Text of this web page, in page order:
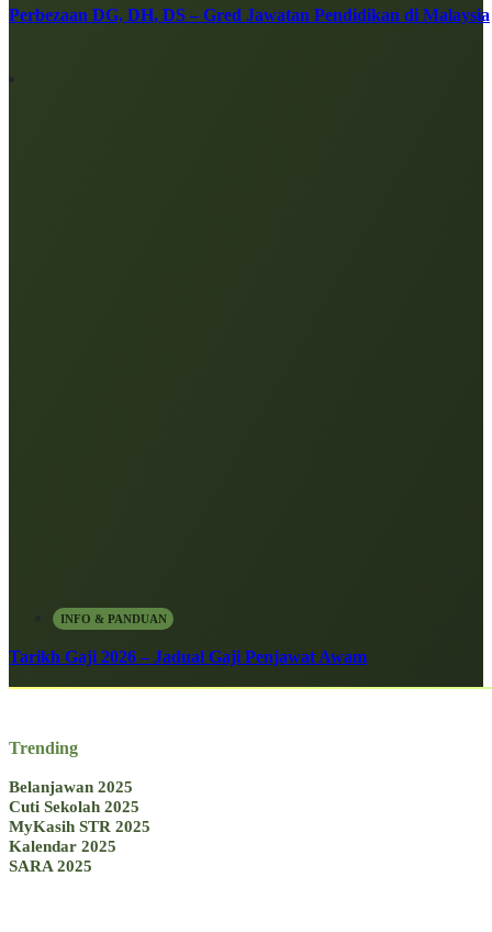
Perbezaan DG, DH, DS – Gred Jawatan Pendidikan di Malaysia
INFO & PANDUAN
Tarikh Gaji 2026 – Jadual Gaji Penjawat Awam
Trending
Belanjawan 2025
Cuti Sekolah 2025
MyKasih STR 2025
Kalendar 2025
SARA 2025